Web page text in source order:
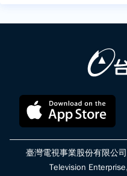
臺灣電視事業股份有限公
Television